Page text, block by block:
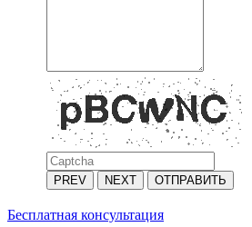
PREV NEXT ОТПРАВИТЬ
Бесплатная консультация